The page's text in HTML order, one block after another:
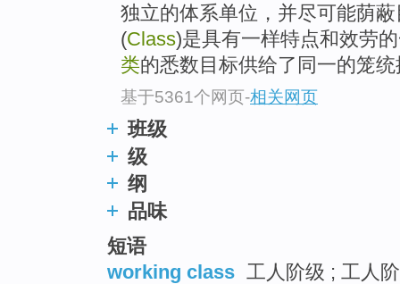
独立的体系单位，并尽可能荫
(Class)是具有一样特点和效劳
类的悉数目标供给了同一的笼
基于5361个网页-相关网页
班级
级
纲
品味
短语
working class 工人阶级 ; 工人